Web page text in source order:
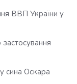
ВВП України у
сина Оскара